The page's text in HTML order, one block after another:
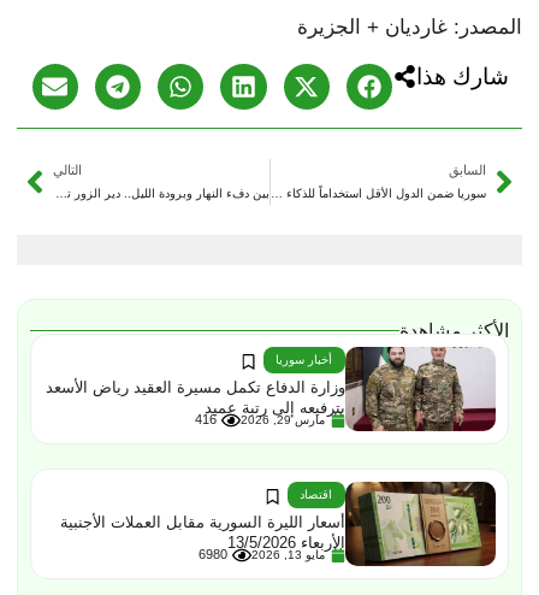
المصدر: غارديان + الجزيرة
شارك هذا
السابق التالي
الأكثر مشاهدة
أخبار سوريا
وزارة الدفاع تكمل مسيرة العقيد رياض الأسعد
بترفيعه إلى رتبة عميد
مارس 29, 2026 416
اقتصاد
أسعار الليرة السورية مقابل العملات الأجنبية
الأربعاء 13/5/2026
مايو 13, 2026 6980